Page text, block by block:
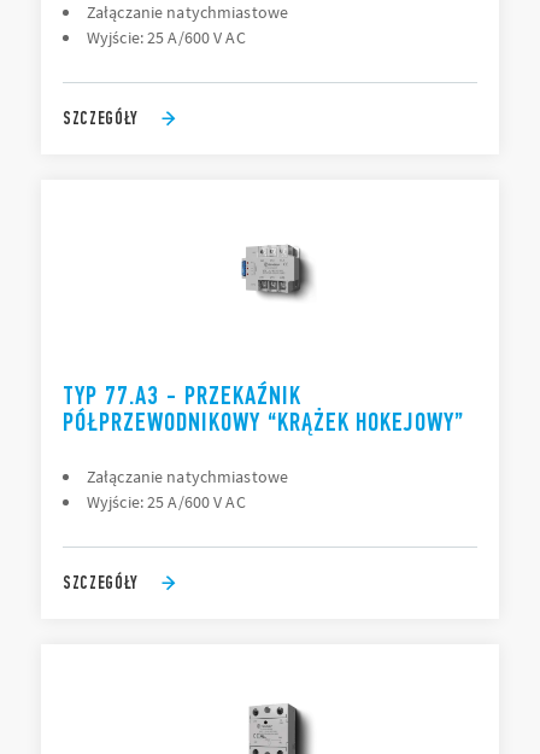
Załączanie natychmiastowe
Wyjście: 25 A/600 V AC
SZCZEGÓŁY
TYP 77.A3 - PRZEKAŹNIK
PÓŁPRZEWODNIKOWY “KRĄŻEK HOKEJOWY”
Załączanie natychmiastowe
Wyjście: 25 A/600 V AC
SZCZEGÓŁY